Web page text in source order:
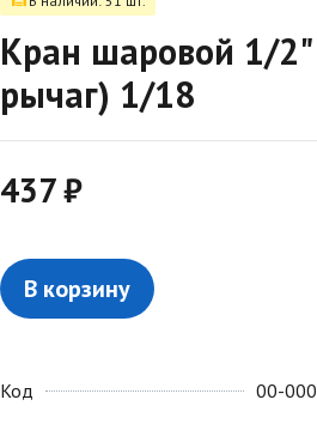
Кран шаровой 1/
рычаг) 1/18
437 ₽
В корзину
Код 00-